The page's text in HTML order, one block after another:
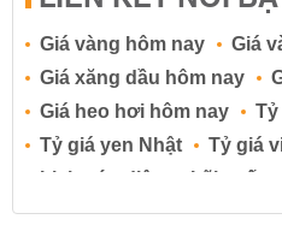
Giá vàng hôm nay
Giá
Giá xăng dầu hôm nay
Giá heo hơi hôm nay
Tỷ
Tỷ giá yen Nhật
Tỷ giá
Lịch cúp điện
Lãi suất
Lãi suất tiết kiệm
Lãi